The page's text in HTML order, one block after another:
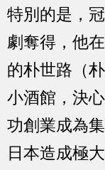
特別的是，
劇奪得，他
的朴世路（
小酒館，決
功創業成為
日本造成極